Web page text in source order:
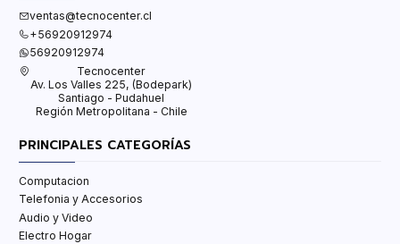
ventas@tecnocenter.cl
+56920912974
56920912974
Tecnocenter
Av. Los Valles 225, (Bodepark)
Santiago - Pudahuel
Región Metropolitana - Chile
PRINCIPALES CATEGORÍAS
Computacion
Telefonia y Accesorios
Audio y Video
Electro Hogar